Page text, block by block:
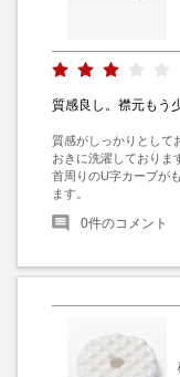
質感良し。襟元もう
質感がしっかりとして
おきに洗濯しておりま
首周りのU字カーブが
ます。
0件のコメント